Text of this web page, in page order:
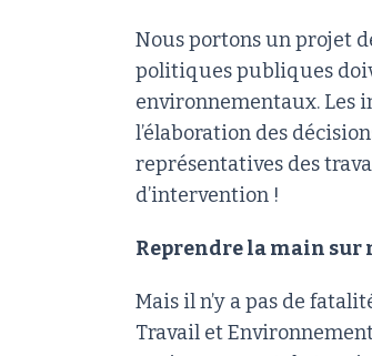
Nous portons un projet
politiques publiques
environnementaux. Les
l’élaboration des
représentatives des
d’intervention !
Reprendre la main sur
Mais il n’y a pas de
Travail et